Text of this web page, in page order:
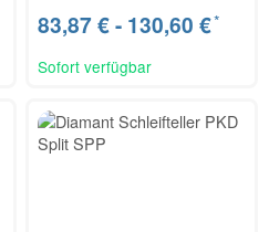
83,87 € - 130,60 €*
Sofort verfügbar